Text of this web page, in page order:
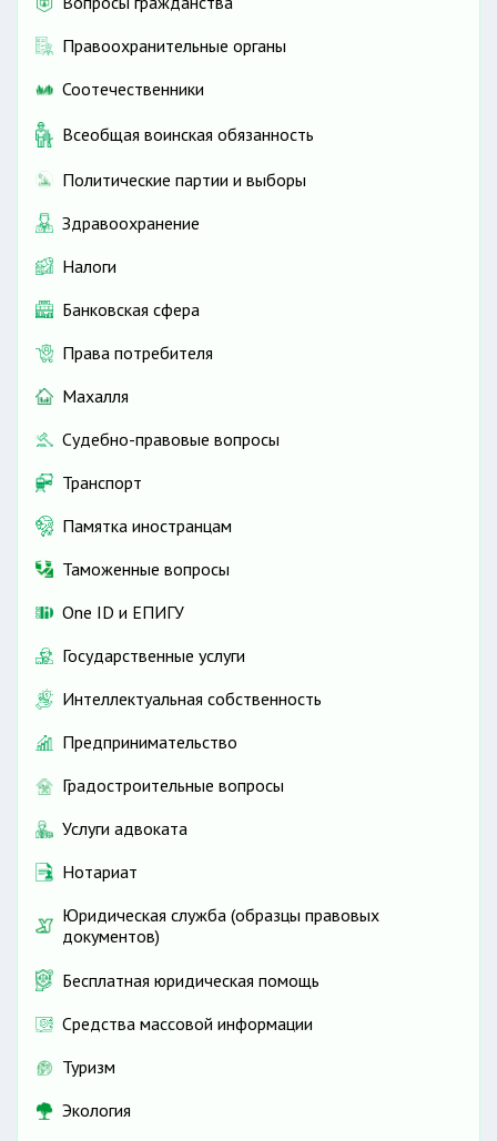
Правоохранительные органы
Соотечественники
Всеобщая воинская обязанность
Политические партии и выборы
Здравоохранение
Налоги
Банковская сфера
Права потребителя
Махалля
Судебно-правовые вопросы
Транспорт
Памятка иностранцам
Таможенные вопросы
One ID и ЕПИГУ
Государственные услуги
Интеллектуальная собственность
Предпринимательство
Градостроительные вопросы
Услуги адвоката
Нотариат
Юридическая служба (образцы правовых
документов)
Бесплатная юридическая помощь
Средства массовой информации
Туризм
Экология